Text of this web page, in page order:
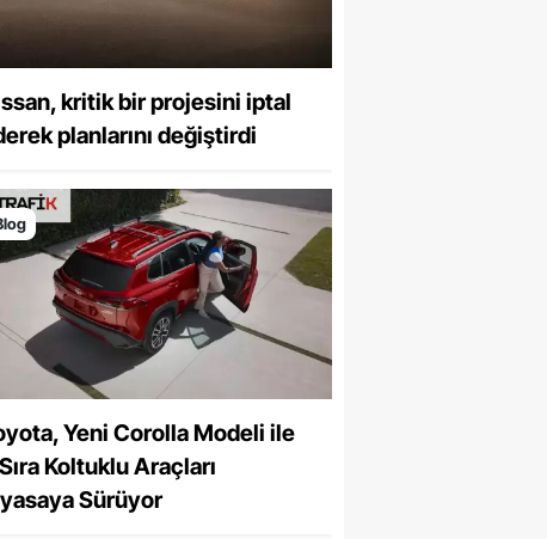
kritik bir projesini iptal
planlarını değiştirdi
Yeni Corolla Modeli ile
Koltuklu Araçları
Sürüyor